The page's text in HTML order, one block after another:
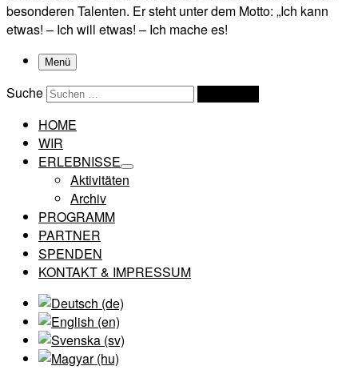
besonderen Talenten. Er steht unter dem Motto: „Ich kann
etwas! – Ich will etwas! – Ich mache es!
Menü
Suche
HOME
WIR
ERLEBNISSE
Aktivitäten
Archiv
PROGRAMM
PARTNER
SPENDEN
KONTAKT & IMPRESSUM